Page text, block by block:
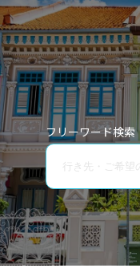
フリーワード検索